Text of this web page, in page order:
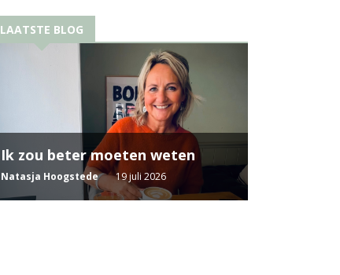
LAATSTE BLOG
Ik zou beter moeten weten
Natasja Hoogstede 19 juli 2026